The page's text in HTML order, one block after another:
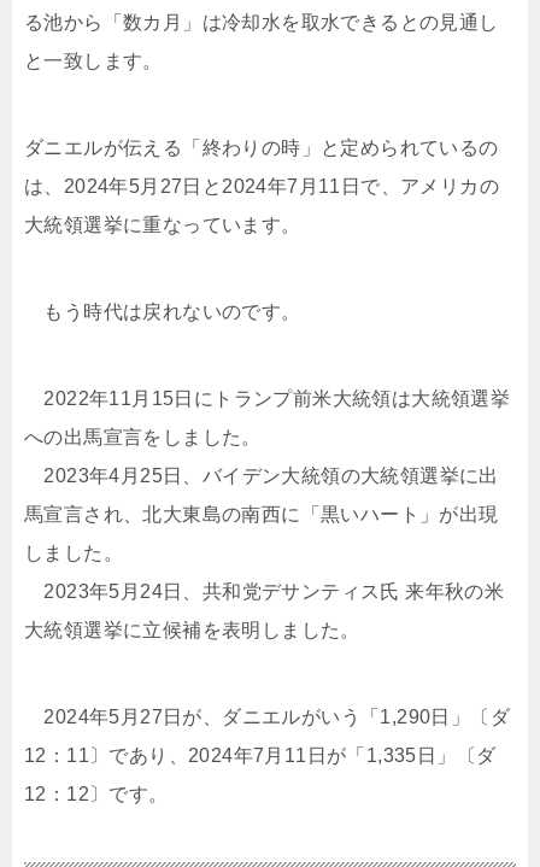
る池から「数カ月」は冷却水を取水できるとの見通し
と一致します。
ダニエルが伝える「終わりの時」と定められているの
は、2024年5月27日と2024年7月11日で、アメリカの
大統領選挙に重なっています。
もう時代は戻れないのです。
2022年11月15日にトランプ前米大統領は大統領選挙
への出馬宣言をしました。
2023年4月25日、バイデン大統領の大統領選挙に出
馬宣言され、北大東島の南西に「黒いハート」が出現
しました。
2023年5月24日、共和党デサンティス氏 来年秋の米
大統領選挙に立候補を表明しました。
2024年5月27日が、ダニエルがいう「1,290日」〔ダ
12：11〕であり、2024年7月11日が「1,335日」〔ダ
12：12〕です。